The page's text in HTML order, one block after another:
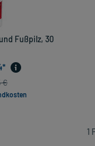
Fußpilz, 30
*
€